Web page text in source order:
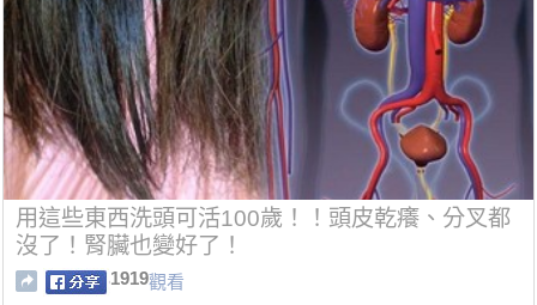
用這些東西洗頭可活100歲！！頭皮乾癢、分叉都
沒了！腎臟也變好了！
1919觀看